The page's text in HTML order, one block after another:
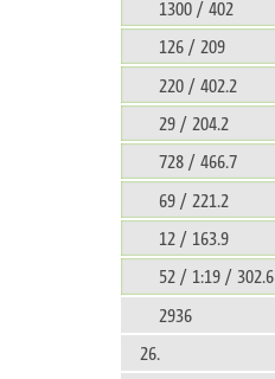
1300 / 402
126 / 209
220 / 402.2
29 / 204.2
728 / 466.7
69 / 221.2
12 / 163.9
52 / 1:19 / 302.6
2936
26.